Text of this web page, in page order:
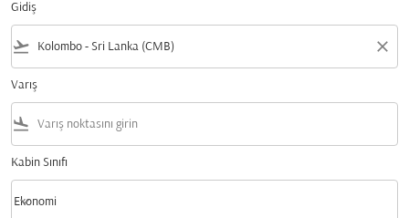
Gidiş
flight_takeoff close
Varış
flight_land
Kabin Sınıfı
Kabin Sınıfı option Ekonomi Selected
Ekonomi
keyboard_arrow_down